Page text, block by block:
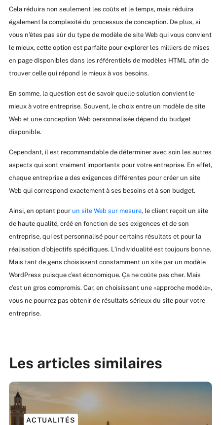
Cela réduira non seulement les coûts et le temps, mais réduira
également la complexité du processus de conception. De plus, si
vous n’êtes pas sûr du type de modèle de site Web qui vous convient
le mieux, cette option est parfaite pour explorer les milliers de mises
en page disponibles dans les référentiels de modèles HTML afin de
trouver celle qui répond le mieux à vos besoins.
En somme, la question est de savoir quelle solution convient le
mieux à votre entreprise. Souvent, le choix entre un modèle de site
Web et une conception Web personnalisée dépend du budget
disponible.
Cependant, il est recommandable de déterminer avec soin les autres
aspects qui sont vraiment importants pour votre entreprise. En effet,
chaque entreprise a des exigences différentes pour créer un site
Web qui correspond exactement à ses besoins et à son budget.
Ainsi, en optant pour un site Web sur mesure, le client reçoit un site
de haute qualité, créé en fonction de ses exigences et de son
entreprise, qui est personnalisé pour certains résultats et pour la
réalisation d’objectifs spécifiques. L’individualité est toujours bonne.
Mais tant de gens choisissent constamment un site par un modèle
WordPress puisque c’est économique. Ça ne coûte pas cher. Mais
c’est un gros compromis. Car, en choisissant une «approche modèle»,
vous ne pourrez pas obtenir de résultats sérieux du site pour votre
entreprise.
Les articles similaires
ACTUALITÉS